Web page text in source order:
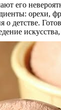
его
орехи,